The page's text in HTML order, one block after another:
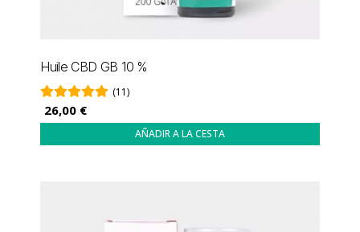
Huile CBD GB 10 %
(11)
26,00 €
AÑADIR A LA CESTA